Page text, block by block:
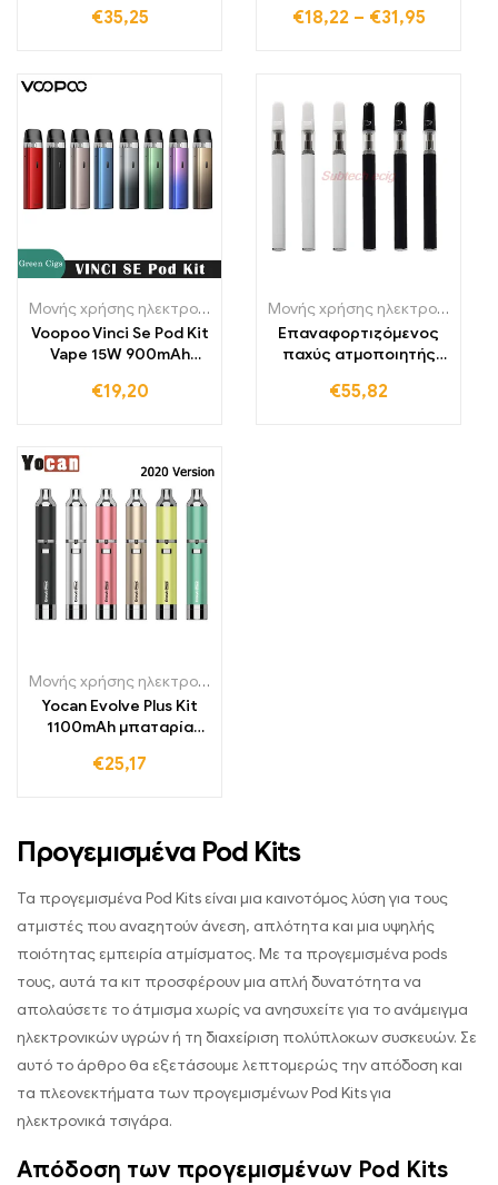
1000mAh, 11W/16W
€35,25
Αναπλήρωσης
€18,22 – €31,95
Μονής χρήσης ηλεκτρονικά τσιγάρα Πολωνία ,Μονής χρήσης
Voopoo Vinci Se Pod Kit
Vape 15W 900mAh
σειρά V2 κάψουλα
€19,20
Μονής χρήσης ηλεκτρονικά τσιγάρα Πολωνία
Επαναφορτιζόμενος
παχύς ατμοποιητής
USB φόρτιση
€55,82
Μονής χρήσης ηλεκτρονικά τσιγάρα Πολωνία
Yocan Evolve Plus Kit
1100mAh μπαταρία
€25,17
Προγεμισμένα Pod Kits
Τα προγεμισμένα Pod Kits είναι μια καινοτόμος λύση για τους
ατμιστές που αναζητούν άνεση, απλότητα και μια υψηλής
ποιότητας εμπειρία ατμίσματος. Με τα προγεμισμένα pods
τους, αυτά τα κιτ προσφέρουν μια απλή δυνατότητα να
απολαύσετε το άτμισμα χωρίς να ανησυχείτε για το ανάμειγμα
ηλεκτρονικών υγρών ή τη διαχείριση πολύπλοκων συσκευών. Σε
αυτό το άρθρο θα εξετάσουμε λεπτομερώς την απόδοση και
τα πλεονεκτήματα των προγεμισμένων Pod Kits για
ηλεκτρονικά τσιγάρα.
Απόδοση των προγεμισμένων Pod Kits